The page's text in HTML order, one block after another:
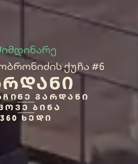
ქუჩა #6
ᲒᲐᲠᲓᲐᲜᲘ
ᲑᲘᲜᲐ
360 ᲮᲔᲓᲘ